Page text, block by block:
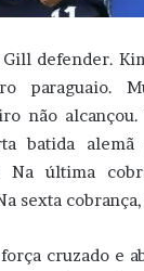
defender.
paraguaio.
não
batida
Na última
sexta
cruzado e